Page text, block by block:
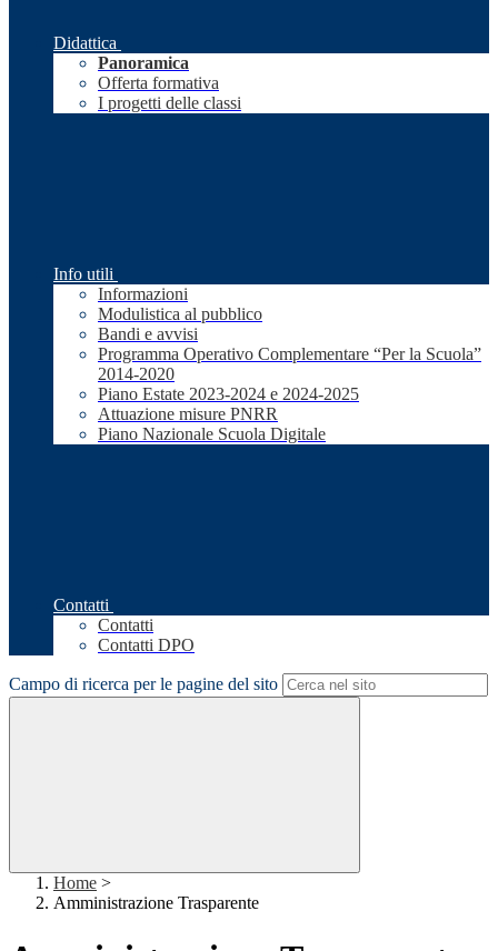
Didattica
Panoramica
Offerta formativa
I progetti delle classi
Info utili
Informazioni
Modulistica al pubblico
Bandi e avvisi
Programma Operativo Complementare “Per la Scuola”
2014-2020
Piano Estate 2023-2024 e 2024-2025
Attuazione misure PNRR
Piano Nazionale Scuola Digitale
Contatti
Contatti
Contatti DPO
Campo di ricerca per le pagine del sito
Home >
Amministrazione Trasparente